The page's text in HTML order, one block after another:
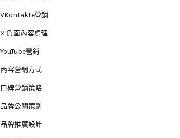
VKontakte營銷
X 負面內容處理
YouTube營銷
內容營銷方式
口碑營銷策略
品牌公關策劃
品牌推廣設計